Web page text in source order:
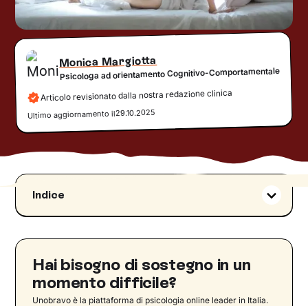
Monica Margiotta
Psicologa ad orientamento Cognitivo-Comportamentale
Articolo revisionato dalla nostra redazione clinica
Ultimo aggiornamento il29.10.2025
Indice
Fattori contribuenti
Impatto sulla salute mentale
Diagnosi e monitoraggio
Il percorso verso la diagnosi di PMS
Gestione e trattamento
Hai bisogno di sostegno in un
momento difficile?
Unobravo è la piattaforma di psicologia online leader in Italia.